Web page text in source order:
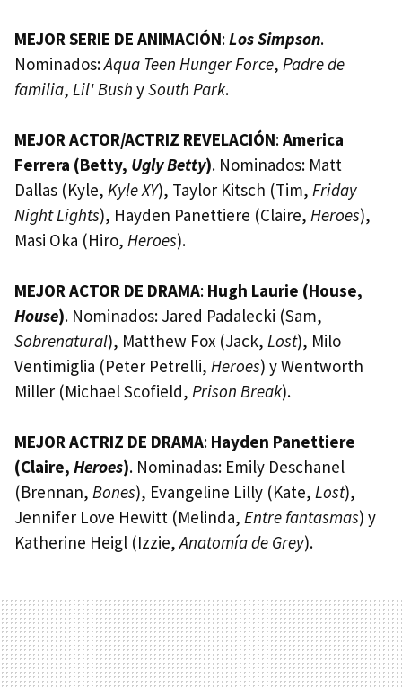
MEJOR SERIE DE ANIMACIÓN:Los Simpson.
Nominados:Aqua Teen Hunger Force, Padre de
familia, Lil' Bush ySouth Park.
MEJOR ACTOR/ACTRIZ REVELACIÓN:America
Ferrera (Betty, Ugly Betty). Nominados: Matt
Dallas (Kyle, Kyle XY), Taylor Kitsch (Tim, Friday
Night Lights), Hayden Panettiere (Claire, Heroes),
Masi Oka (Hiro, Heroes).
MEJOR ACTOR DE DRAMA: Hugh Laurie (House,
House). Nominados: Jared Padalecki (Sam,
Sobrenatural), Matthew Fox (Jack, Lost), Milo
Ventimiglia (Peter Petrelli, Heroes) y Wentworth
Miller (Michael Scofield, Prison Break).
MEJOR ACTRIZ DE DRAMA: Hayden Panettiere
(Claire, Heroes). Nominadas: Emily Deschanel
(Brennan, Bones), Evangeline Lilly (Kate, Lost),
Jennifer Love Hewitt (Melinda, Entre fantasmas) y
Katherine Heigl (Izzie,Anatomía de Grey).